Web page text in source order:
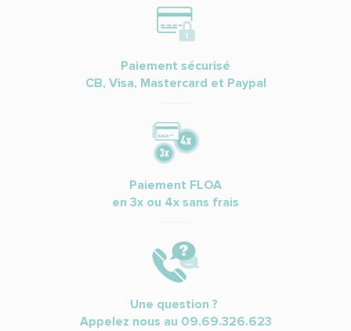
Paiement sécurisé
CB, Visa, Mastercard et Paypal
Paiement FLOA
en 3x ou 4x sans frais
Une question ?
Appelez nous au 09.69.326.623